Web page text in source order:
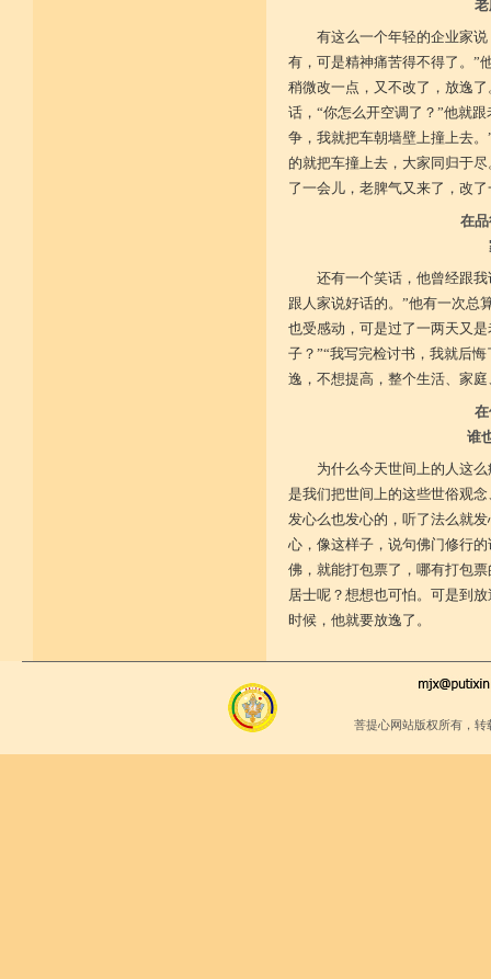
有这么一个年轻的企业家
有，可是精神痛苦得不得了。”
稍微改一点，又不改了，放逸
话，“你怎么开空调了？”他就
争，我就把车朝墙壁上撞上去
的就把车撞上去，大家同归于
了一会儿，老脾气又来了，改
在
还有一个笑话，他曾经跟
跟人家说好话的。”他有一次总
也受感动，可是过了一两天又
子？”“我写完检讨书，我就后
逸，不想提高，整个生活、家
谁
为什么今天世间上的人这
是我们把世间上的这些世俗观
发心么也发心的，听了法么就
心，像这样子，说句佛门修行
佛，就能打包票了，哪有打包
居士呢？想想也可怕。可是到
时候，他就要放逸了。
菩提心网站版权所有，